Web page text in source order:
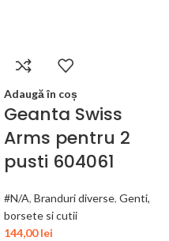
Adaugă în coș
Geanta Swiss
Arms pentru 2
pusti 604061
#N/A, Branduri diverse, Genti,
borsete si cutii
144,00lei